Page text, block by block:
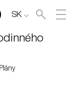
SK
Plány